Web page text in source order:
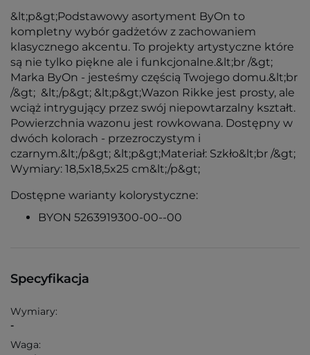
&lt;p&gt;Podstawowy asortyment ByOn to
kompletny wybór gadżetów z zachowaniem
klasycznego akcentu. To projekty artystyczne które
są nie tylko piękne ale i funkcjonalne.&lt;br /&gt;
Marka ByOn - jesteśmy częścią Twojego domu.&lt;br
/&gt; &lt;/p&gt; &lt;p&gt;Wazon Rikke jest prosty, ale
wciąż intrygujący przez swój niepowtarzalny kształt.
Powierzchnia wazonu jest rowkowana. Dostępny w
dwóch kolorach - przezroczystym i
czarnym.&lt;/p&gt; &lt;p&gt;Materiał: Szkło&lt;br /&gt;
Wymiary: 18,5x18,5x25 cm&lt;/p&gt;
Dostępne warianty kolorystyczne:
BYON 5263919300-00--00
Specyfikacja
Wymiary:
-
Waga: